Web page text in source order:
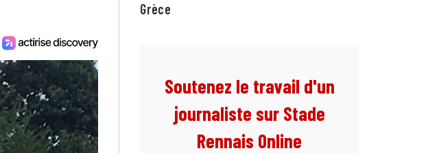
Grèce
Soutenez le travail d'un
journaliste sur Stade
Rennais Online